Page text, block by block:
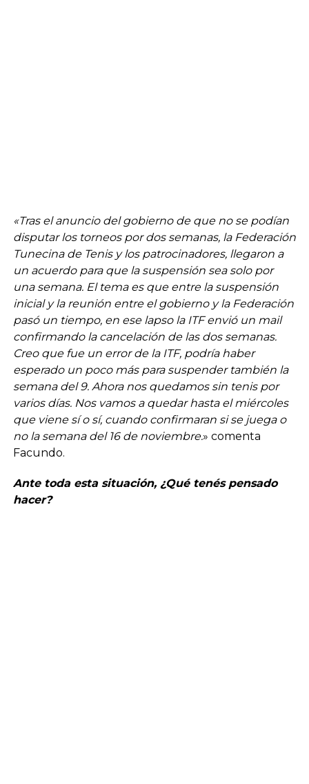
«Tras el anuncio del gobierno de que no se podían
disputar los torneos por dos semanas, la Federación
Tunecina de Tenis y los patrocinadores, llegaron a
un acuerdo para que la suspensión sea solo por
una semana. El tema es que entre la suspensión
inicial y la reunión entre el gobierno y la Federación
pasó un tiempo, en ese lapso la ITF envió un mail
confirmando la cancelación de las dos semanas.
Creo que fue un error de la ITF, podría haber
esperado un poco más para suspender también la
semana del 9. Ahora nos quedamos sin tenis por
varios días. Nos vamos a quedar hasta el miércoles
que viene sí o sí, cuando confirmaran si se juega o
no la semana del 16 de noviembre.» comenta
Facundo.
Ante toda esta situación, ¿Qué tenés pensado
hacer?